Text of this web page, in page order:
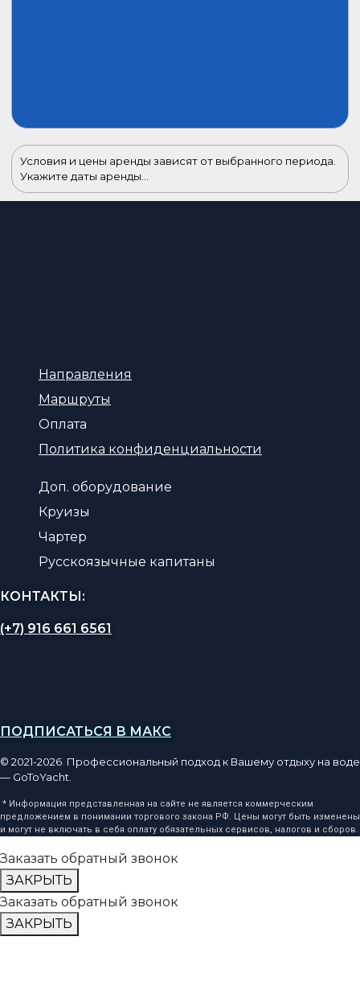
Условия и цены аренды зависят от выбранного периода.
Укажите даты аренды...
Направления
Маршруты
Оплата
Политика конфиденциальности
Доп. оборудование
Круизы
Чартер
Русскоязычные капитаны
КОНТАКТЫ:
(+7) 916 661 6561
ПОДПИСАТЬСЯ В МАКС
© 2021-2026 Профессиональный подход к Вашему отдыху на воде
— GoToYacht.
* Информация представленная на сайте не является коммерческим
предложением в понимании торгового закона РФ. Цены могут быть изменены
и могут не включать в себя оплату обязательных сервисов, налогов и сборов.
Заказать обратный звонок
ЗАКРЫТЬ
Заказать обратный звонок
ЗАКРЫТЬ